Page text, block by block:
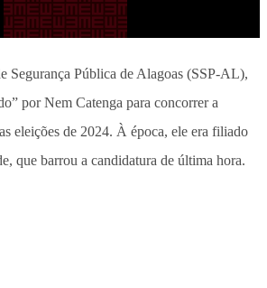
Segurança Pública de Alagoas (SSP-AL),
por Nem Catenga para concorrer a
eleições de 2024. À época, ele era filiado
que barrou a candidatura de última hora.